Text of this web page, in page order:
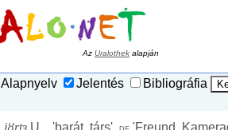
Az Uralothek alapján
Alapnyelv Jelentés Bibliográfia
jȣrtɜ U 'barát, társ' 'Freund,